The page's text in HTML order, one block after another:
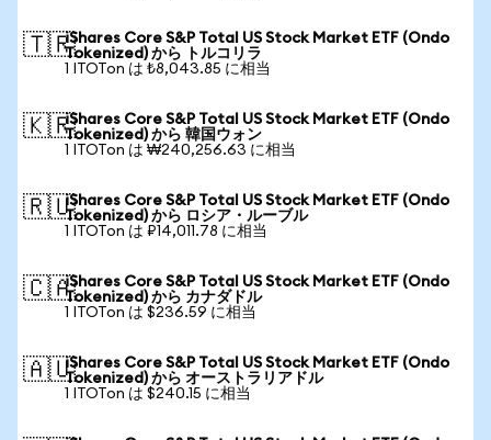
🇹🇷iShares Core S&P Total US Stock Market ETF (Ondo
Tokenized) から トルコリラ
1 ITOTon は ₺8,043.85 に相当
🇰🇷iShares Core S&P Total US Stock Market ETF (Ondo
Tokenized) から 韓国ウォン
1 ITOTon は ₩240,256.63 に相当
🇷🇺iShares Core S&P Total US Stock Market ETF (Ondo
Tokenized) から ロシア・ルーブル
1 ITOTon は ₽14,011.78 に相当
🇨🇦iShares Core S&P Total US Stock Market ETF (Ondo
Tokenized) から カナダドル
1 ITOTon は $236.59 に相当
🇦🇺iShares Core S&P Total US Stock Market ETF (Ondo
Tokenized) から オーストラリアドル
1 ITOTon は $240.15 に相当